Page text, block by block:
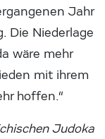
Jahr
Die Niederlage
wäre mehr
mit ihrem
hoffen.“
Judoka